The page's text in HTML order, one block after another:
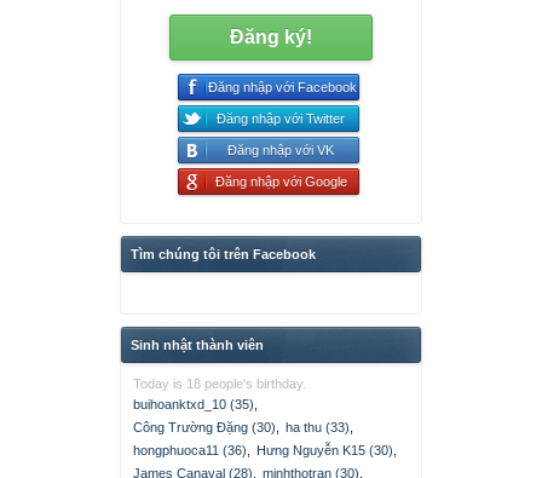
Đăng ký!
Đăng nhập với Facebook
Đăng nhập với Twitter
Đăng nhập với VK
Đăng nhập với Google
Tìm chúng tôi trên Facebook
Sinh nhật thành viên
Today is 18 people's birthday.
buihoanktxd_10 (35)
Công Trường Đặng (30)
ha thu (33)
hongphuoca11 (36)
Hưng Nguyễn K15 (30)
James Canaval (28)
minhthotran (30)